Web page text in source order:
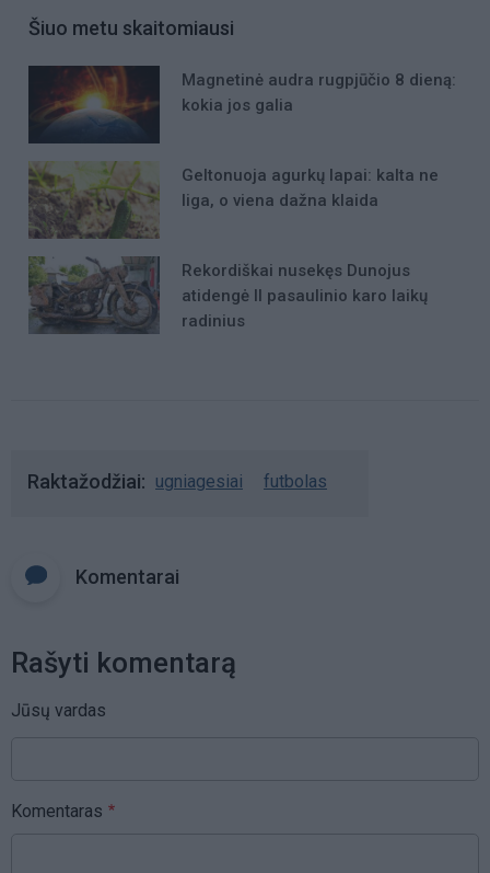
Šiuo metu skaitomiausi
Magnetinė audra rugpjūčio 8 dieną:
kokia jos galia
Geltonuoja agurkų lapai: kalta ne
liga, o viena dažna klaida
Rekordiškai nusekęs Dunojus
atidengė II pasaulinio karo laikų
radinius
Raktažodžiai ugniagesiai futbolas
Komentarai
Rašyti komentarą
Jūsų vardas
Komentaras